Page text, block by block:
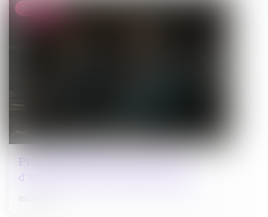
Procès-verbal électronique : pas
d’attestation de conformité exigée
05/06/2026
Droit pénal